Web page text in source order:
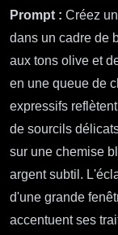
Prompt : Créez
dans un cadre de
aux tons olive et
en une queue de
expressifs
de sourcils
sur une chemise
argent subtil.
d'une grande
accentuent ses